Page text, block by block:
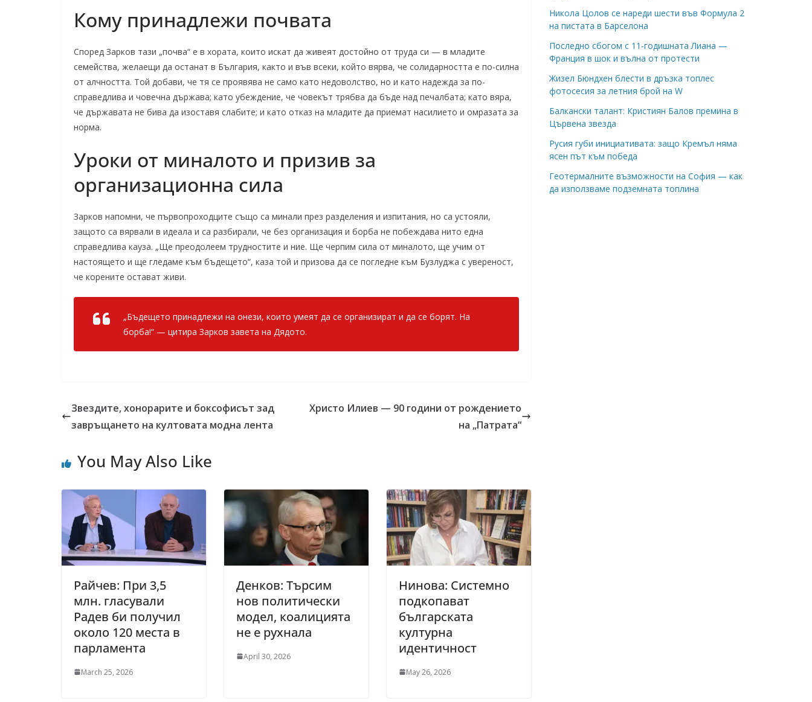
Кому принадлежи почвата
Според Зарков тази „почва“ е в хората, които искат да живеят достойно от труда си — в младите
семейства, желаещи да останат в България, както и във всеки, който вярва, че солидарността е по-силна
от алчността. Той добави, че тя се проявява не само като недоволство, но и като надежда за по-
справедлива и човечна държава; като убеждение, че човекът трябва да бъде над печалбата; като вяра,
че държавата не бива да изоставя слабите; и като отказ на младите да приемат насилието и омразата за
норма.
Уроки от миналото и призив за
организационна сила
Зарков напомни, че първопроходците също са минали през разделения и изпитания, но са устояли,
защото са вярвали в идеала и са разбирали, че без организация и борба не побеждава нито една
справедлива кауза. „Ще преодолеем трудностите и ние. Ще черпим сила от миналото, ще учим от
настоящето и ще гледаме към бъдещето“, каза той и призова да се погледне към Бузлуджа с увереност,
че корените остават живи.
„Бъдещето принадлежи на онези, които умеят да се организират и да се борят. На
борба!“ — цитира Зарков завета на Дядото.
Звездите, хонорарите и боксофисът зад
завръщането на култовата модна лента
Христо Илиев — 90 години от рождението
на „Патрата“
You May Also Like
Райчев: При 3,5
млн. гласували
Радев би получил
около 120 места в
парламента
March 25, 2026
Денков: Търсим
нов политически
модел, коалицията
не е рухнала
April 30, 2026
Нинова: Системно
подкопават
българската
културна
идентичност
May 26, 2026
Никола Цолов се нареди шести във Формула 2
на пистата в Барселона
Последно сбогом с 11-годишната Лиана —
Франция в шок и вълна от протести
Жизел Бюндхен блести в дръзка топлес
фотосесия за летния брой на W
Балкански талант: Кристиян Балов премина в
Цървена звезда
Русия губи инициативата: защо Кремъл няма
ясен път към победа
Геотермалните възможности на София — как
да използваме подземната топлина